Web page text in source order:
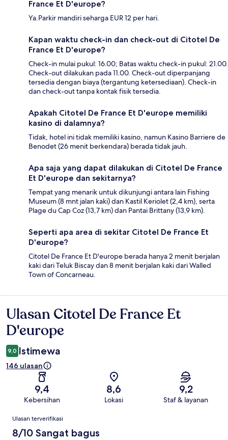
France Et D'europe?
Ya.Parkir mandiri seharga EUR 12 per hari.
Kapan waktu check-in dan check-out di Citotel De
France Et D'europe?
Check-in mulai pukul: 16.00; Batas waktu check-in pukul: 21.00.
Check-out dilakukan pada 11.00. Check-out diperpanjang
tersedia dengan biaya (tergantung ketersediaan). Check-in
dan check-out tanpa kontak fisik tersedia.
Apakah Citotel De France Et D'europe memiliki
kasino di dalamnya?
Tidak, hotel ini tidak memiliki kasino, namun Kasino Barriere de
Benodet (26 menit berkendara) berada tidak jauh.
Apa saja yang dapat dilakukan di Citotel De France
Et D'europe dan sekitarnya?
Tempat yang menarik untuk dikunjungi antara lain Fishing
Museum (8 mnt jalan kaki) dan Kastil Keriolet (2,4 km), serta
Plage du Cap Coz (13,7 km) dan Pantai Brittany (13,9 km).
Seperti apa area di sekitar Citotel De France Et
D'europe?
Citotel De France Et D'europe berada hanya 2 menit berjalan
kaki dari Teluk Biscay dan 8 menit berjalan kaki dari Walled
Town of Concarneau.
Ulasan
Ulasan Citotel De France Et
D'europe
9,0 Istimewa
146 ulasan
9,4
Kebersihan
8,6
Lokasi
9,2
Staf & layanan
Ulasan
Ulasan terverifikasi
8/10 Sangat bagus